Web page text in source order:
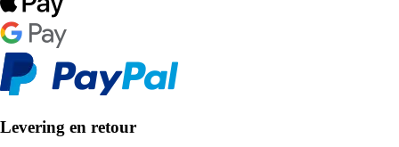
Levering en retour